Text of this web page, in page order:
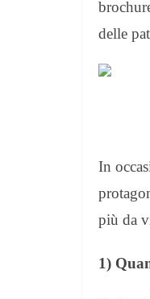
delle
In
più da
1)